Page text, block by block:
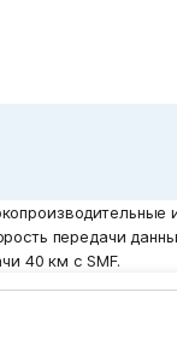
передачи
40 км с SMF.